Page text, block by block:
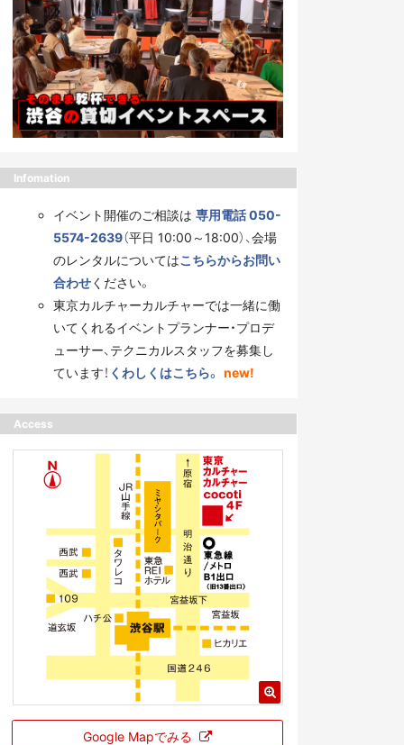
Infomation
イベント開催のご相談は 専用電話 050-
5574-2639（平日 10:00～18:00）、会場
のレンタルについてはこちらからお問い
合わせください。
東京カルチャーカルチャーでは一緒に働
いてくれるイベントプランナー・プロデ
ューサー、テクニカルスタッフを募集し
ています！ くわしくはこちら。 new!
Access
Google Mapでみる